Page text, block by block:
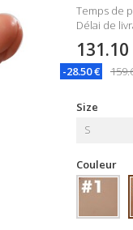
Temps de
Délai de
131.10
-28.50 €
Size
S
Couleur